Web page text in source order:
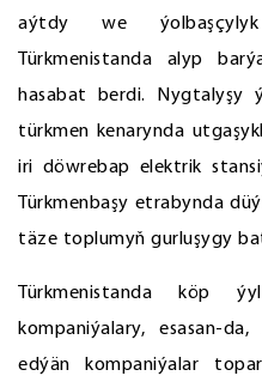
aýtdy we ýolbaşçylyk
Türkmenistanda alyp
hasabat berdi. Nygtalyşy
türkmen kenarynda
iri döwrebap elektrik
Türkmenbaşy etrabynda
täze toplumyň gurluşygy
Türkmenistanda köp
kompaniýalary, esasan-
edýän kompaniýalar